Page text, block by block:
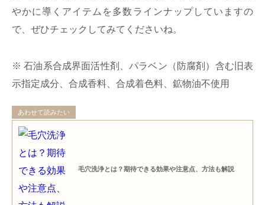
やかに導くアイテムを多数ラインナップしていますの
で、ぜひチェックしてみてくださいね。
※ 石油系合成界面活性剤、パラベン（防腐剤）含む旧表
示指定成分、合成香料、合成着色料、鉱物油不使用
あわせて読みたい
毛穴洗浄とは？期待できる効果や注意点、方法も解説​​